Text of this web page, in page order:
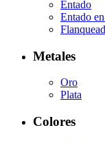
Entado
Entado
Metales
Oro
Plata
Colores